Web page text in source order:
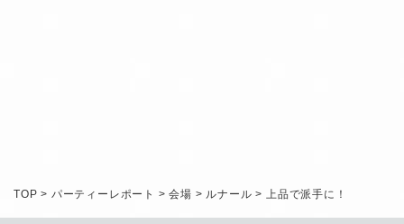
TOP > パーティーレポート >会場 > ルナール >上品で派手に！